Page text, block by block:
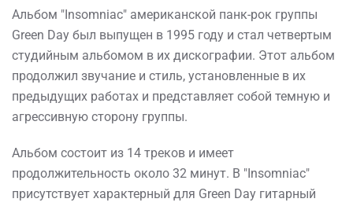
Альбом "Insomniac" американской панк-рок группы
Green Day был выпущен в 1995 году и стал четвертым
студийным альбомом в их дискографии. Этот альбом
продолжил звучание и стиль, установленные в их
предыдущих работах и представляет собой темную и
агрессивную сторону группы.
Альбом состоит из 14 треков и имеет
продолжительность около 32 минут. В "Insomniac"
присутствует характерный для Green Day гитарный